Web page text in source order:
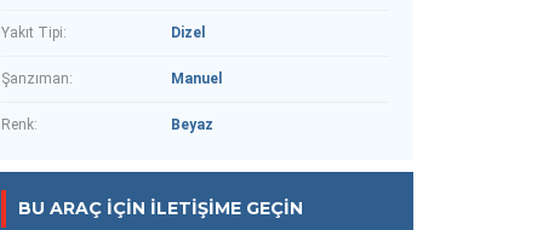
Yakıt Tipi: Dizel
Şanzıman: Manuel
Renk: Beyaz
BU ARAÇ IÇIN İLETIŞIME GEÇIN